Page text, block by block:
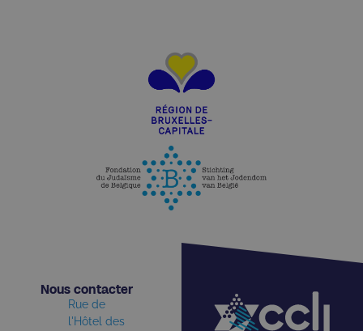
Nous contacter​
Rue de
l'Hôtel des